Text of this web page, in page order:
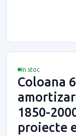
In stoc
Coloana
1850-
proiecte